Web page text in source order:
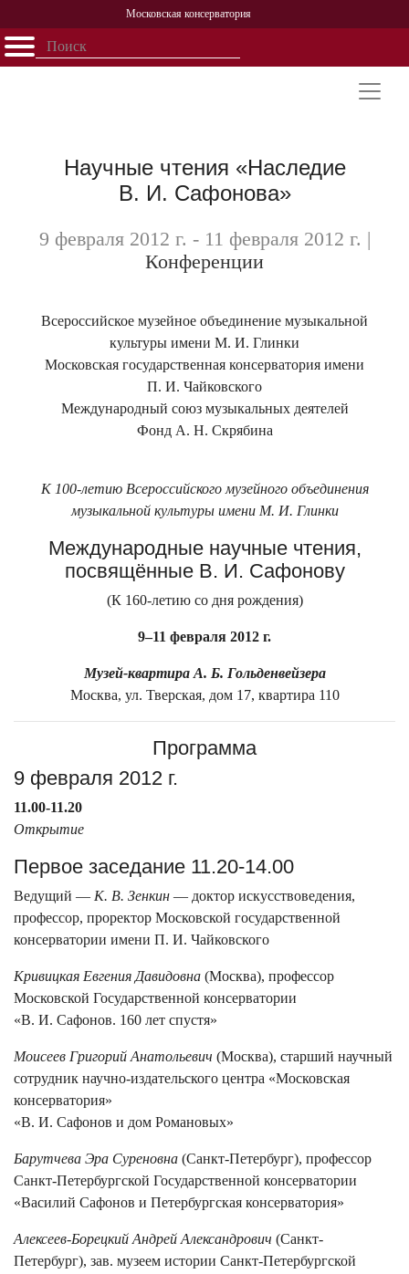
Московская консерватория
Открыть - закрыть
Персоналии
История
Научные чтения «Наследие
В. И. Сафонова»
9 февраля 2012 г. - 11 февраля 2012 г. |
Конференции
Всероссийское музейное объединение музыкальной
культуры имени М. И. Глинки
Московская государственная консерватория имени
П. И. Чайковского
Международный союз музыкальных деятелей
Фонд А. Н. Скрябина
К 100-летию Всероссийского музейного объединения
музыкальной культуры имени М. И. Глинки
Международные научные чтения,
посвящённые В. И. Сафонову
(К 160-летию со дня рождения)
9–11 февраля 2012 г.
Музей-квартира А. Б. Гольденвейзера
Москва, ул. Тверская, дом 17, квартира 110
Программа
9 февраля 2012 г.
11.00-11.20
Открытие
Первое заседание 11.20-14.00
Ведущий — К. В. Зенкин — доктор искусствоведения,
профессор, проректор Московской государственной
консерватории имени П. И. Чайковского
Кривицкая Евгения Давидовна (Москва), профессор
Московской Государственной консерватории
«В. И. Сафонов. 160 лет спустя»
Моисеев Григорий Анатольевич (Москва), старший научный
сотрудник научно-издательского центра «Московская
консерватория»
«В. И. Сафонов и дом Романовых»
Барутчева Эра Суреновна (Санкт-Петербург), профессор
Санкт-Петербургской Государственной консерватории
«Василий Сафонов и Петербургская консерватория»
Алексеев-Борецкий Андрей Александрович (Санкт-
Петербург), зав. музеем истории Санкт-Петербургской